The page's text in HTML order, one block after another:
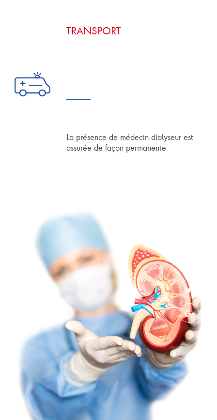
TRANSPORT
La présence de médecin dialyseur est
assurée de façon permanente